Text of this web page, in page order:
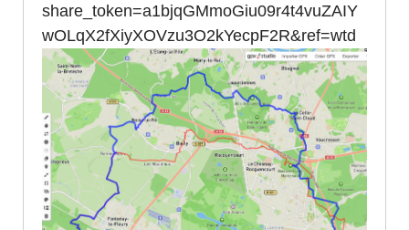
share_token=a1bjqGMmoGiu09r4t4vuZAIY
wOLqX2fXiyXOVzu3O2kYecpF2R&ref=wtd